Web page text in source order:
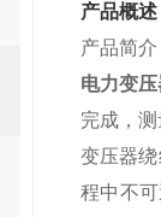
产品概述
产品简介
电力变
完成，
变压器
程中不